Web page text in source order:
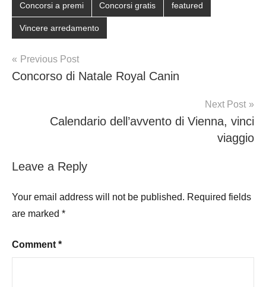
Concorsi a premi Concorsi gratis featured
Vincere arredamento
Post
navigation
Previous Post
Concorso di Natale Royal Canin
Next Post
Calendario dell’avvento di Vienna, vinci
viaggio
Leave a Reply
Your email address will not be published. Required fields
are marked *
Comment *